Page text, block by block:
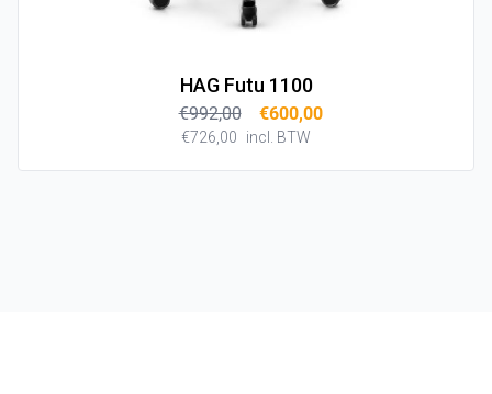
HAG Futu 1100
€992,00
€600,00
€726,00 incl. BTW